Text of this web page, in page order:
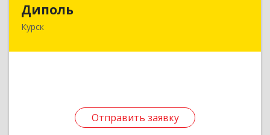
Диполь
Курск
Отправить заявку
305000, Курская обл, Курск, Ватутина ул, дом №
Отправить заявку